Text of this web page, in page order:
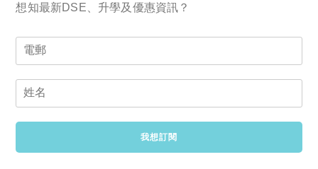
想知最新DSE、升學及優惠資訊？